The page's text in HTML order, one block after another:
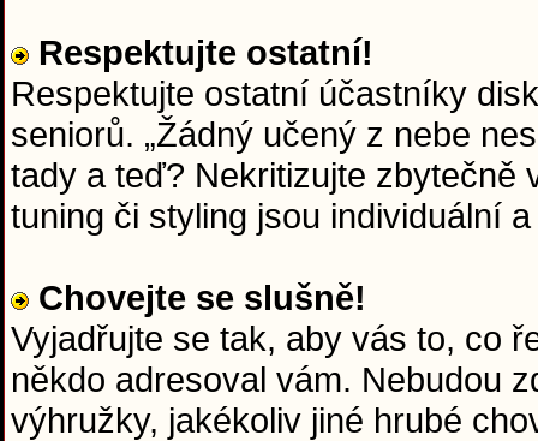
Respektujte ostatní!
Respektujte ostatní účastníky
seniorů. „Žádný učený z nebe
tady a teď? Nekritizujte zbytečně
tuning či styling jsou individuální
Chovejte se slušně!
Vyjadřujte se tak, aby vás to, co
někdo adresoval vám. Nebudou
výhružky, jakékoliv jiné hrubé